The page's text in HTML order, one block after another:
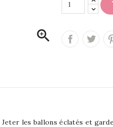

les ballons éclatés et